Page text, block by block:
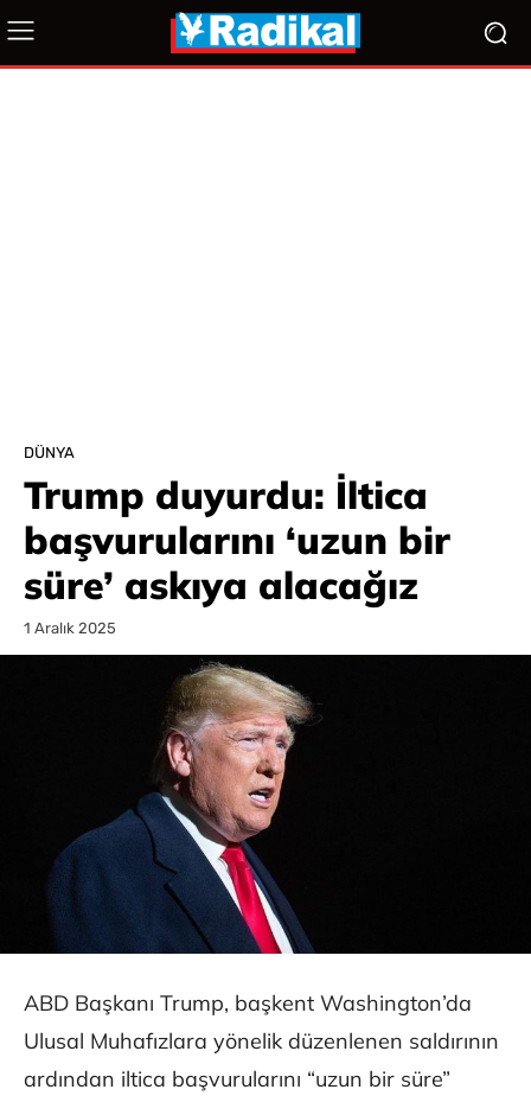
DÜNYA
Trump duyurdu: İltica
başvurularını ‘uzun bir
süre’ askıya alacağız
1 Aralık 2025
ABD Başkanı Trump, başkent Washington’da
Ulusal Muhafızlara yönelik düzenlenen saldırının
ardından iltica başvurularını “uzun bir süre”